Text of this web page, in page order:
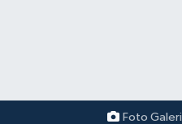
Foto Galeri